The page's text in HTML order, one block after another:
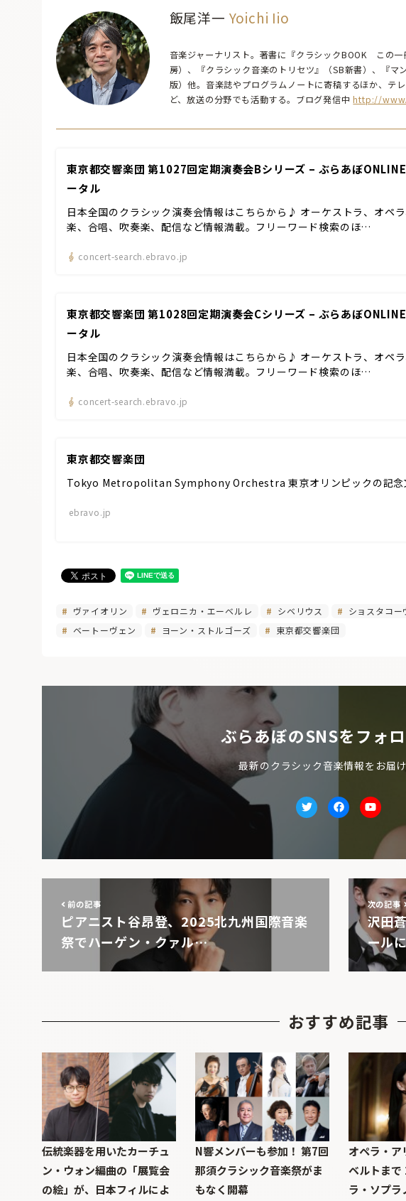
飯尾洋一 Yoichi Iio
音楽ジャーナリスト。著書に『クラシックBOOK この
房）、『クラシック音楽のトリセツ』（SB新書）、『
版）他。音楽誌やプログラムノートに寄稿するほか、テ
ど、放送の分野でも活動する。ブログ発信中http://
東京都交響楽団 第1027回定期演奏会Bシリーズ – ぶらあぼ
ータル
日本全国のクラシック演奏会情報はこちらから♪ オーケストラ、オペ
楽、合唱、吹奏楽、配信など情報満載。フリーワード検索のほ…
concert-search.ebravo.jp
東京都交響楽団 第1028回定期演奏会Cシリーズ – ぶらあぼ
ータル
日本全国のクラシック演奏会情報はこちらから♪ オーケストラ、オペ
楽、合唱、吹奏楽、配信など情報満載。フリーワード検索のほ…
concert-search.ebravo.jp
東京都交響楽団
Tokyo Metropolitan Symphony Orchestra 東京オリンピックの記念
ebravo.jp
ヴァイオリン ヴェロニカ・エーベルレ シベリウス ショスタコー
ベートーヴェン
ヨーン・ストルゴーズ 東京都交響楽団
ぶらあぼのSNSをフォ
最新のクラシック音楽情報をお届
Twitterfacebook
前の記事
ピアニスト谷昂登、2025北九州国際音楽
祭でハーゲン・クァル…
次の記事
沢田
ール
おすすめ記事
伝統楽器を用いたカーチュ
ン・ウォン編曲の「展覧会
の絵」が、日本フィルによ
N響メンバーも参加！ 第7回
那須クラシック音楽祭がま
もなく開幕
オペラ・ア
ベルトまで
ラ・ソプラ